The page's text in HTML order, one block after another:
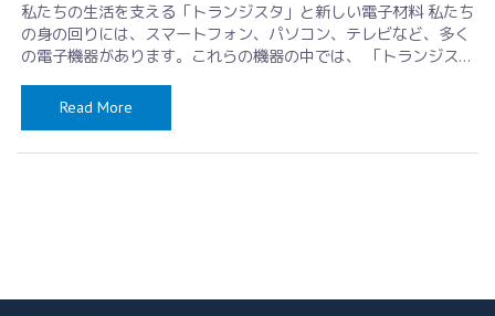
私たちの生活を支える「トランジスタ」と新しい電子材料 私たち
の身の回りには、スマートフォン、パソコン、テレビなど、多く
の電子機器があります。これらの機器の中では、 「トランジス
Read More